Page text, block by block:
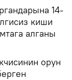
14-
киши
алганы
орун